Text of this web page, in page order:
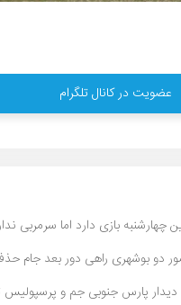
عضویت در کانال تلگرام
چهارشنبه بازی دارد اما سرمربی
دو بوشهری راهی دور بعد جام
پارس جنوبی جم و پرسپولیس